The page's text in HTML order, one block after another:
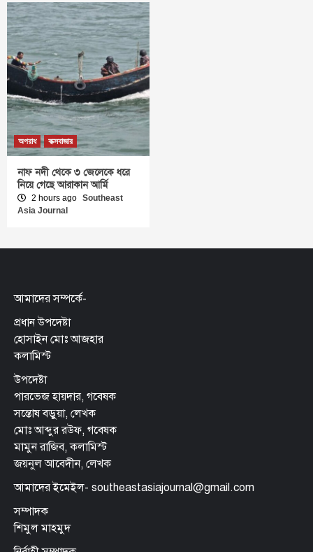
অপরাধ কক্সবাজার
নাফ নদী থেকে ৩ জেলেকে ধরে
নিয়ে গেছে আরাকান আর্মি
2 hours ago Southeast
Asia Journal
আমাদের সম্পর্কে-
প্রধান উপদেষ্টা
হোসাইন মোঃ আজহার
কলামিস্ট
উপদেষ্টা
পারভেজ হায়দার, গবেষক
সন্তোষ বড়ুয়া, লেখক
মোঃ আব্দুর রউফ, গবেষক
মামুন রাজিব, কলামিস্ট
জয়নুল আবেদীন, লেখক
আমাদের ইমেইল- southeastasiajournal@gmail.com
সম্পাদক
শিমুল মাহমুদ